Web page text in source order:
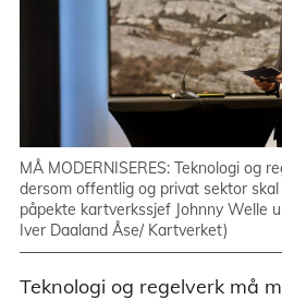
MÅ MODERNISERES: Teknologi og
dersom offentlig og privat sektor
påpekte kartverkssjef Johnny Welle
Iver Daaland Åse/ Kartverket)
Teknologi og regelverk må